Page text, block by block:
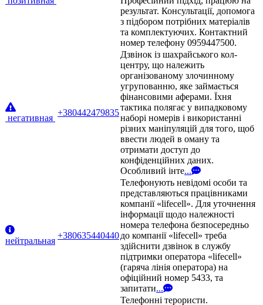
результат. Консультації, допомога
з підбором потрібних матеріалів
та комплектуючих. Контактний
номер телефону 0959447500.
негативная
+380442479835
Дзвінок із шахрайського кол-
центру, що належить
організованому злочинному
угрупованню, яке займається
фінансовими аферами. Їхня
тактика полягає у випадковому
наборі номерів і використанні
різних маніпуляцій для того, щоб
ввести людей в оману та
отримати доступ до
конфіденційних даних.
Особливий інте...
нейтральная
+380635440440
Телефонують невідомі особи та
представляються працівниками
компанії «lifecell». Для уточнення
інформації щодо належності
номера телефона безпосередньо
до компанії «lifecell» треба
здійснити дзвінок в службу
підтримки оператора «lifecell»
(гаряча лінія оператора) на
офіційний номер 5433, та
запитати...
Телефонні терористи.